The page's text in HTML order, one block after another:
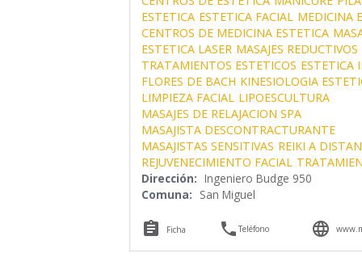
ESTETICA ESTETICA FACIAL MEDICINA
CENTROS DE MEDICINA ESTETICA
ESTETICA LASER MASAJES REDUCTIVOS
TRATAMIENTOS ESTETICOS ESTETICA
FLORES DE BACH KINESIOLOGIA
LIMPIEZA FACIAL LIPOESCULTURA
MASAJES DE RELAJACION SPA
MASAJISTA DESCONTRACTURANTE
MASAJISTAS SENSITIVAS REIKI A
REJUVENECIMIENTO FACIAL
Dirección: Ingeniero Budge 950
Comuna: San Miguel
 Ficha Teléfono 